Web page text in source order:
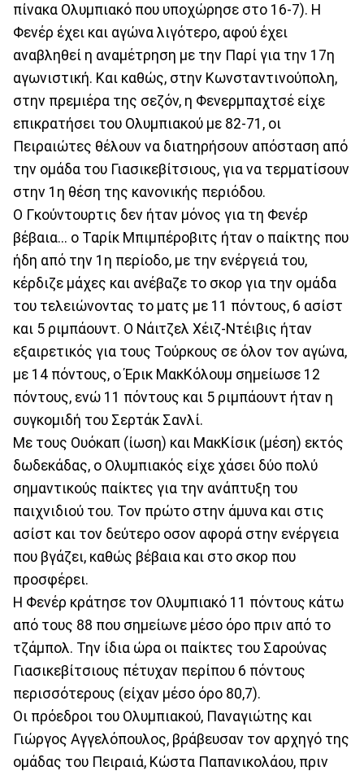
πίνακα Ολυμπιακό που υποχώρησε στο 16-7). Η
Φενέρ έχει και αγώνα λιγότερο, αφού έχει
αναβληθεί η αναμέτρηση με την Παρί για την 17η
αγωνιστική. Και καθώς, στην Κωνσταντινούπολη,
στην πρεμιέρα της σεζόν, η Φενερμπαχτσέ είχε
επικρατήσει του Ολυμπιακού με 82-71, οι
Πειραιώτες θέλουν να διατηρήσουν απόσταση από
την ομάδα του Γιασικεβίτσιους, για να τερματίσουν
στην 1η θέση της κανονικής περιόδου.
Ο Γκούντουρτις δεν ήταν μόνος για τη Φενέρ
βέβαια... ο Ταρίκ Μπιμπέροβιτς ήταν ο παίκτης που
ήδη από την 1η περίοδο, με την ενέργειά του,
κέρδιζε μάχες και ανέβαζε το σκορ για την ομάδα
του τελειώνοντας το ματς με 11 πόντους, 6 ασίστ
και 5 ριμπάουντ. Ο Νάιτζελ Χέιζ-Ντέιβις ήταν
εξαιρετικός για τους Τούρκους σε όλον τον αγώνα,
με 14 πόντους, ο Έρικ ΜακΚόλουμ σημείωσε 12
πόντους, ενώ 11 πόντους και 5 ριμπάουντ ήταν η
συγκομιδή του Σερτάκ Σανλί.
Με τους Ουόκαπ (ίωση) και ΜακΚίσικ (μέση) εκτός
δωδεκάδας, ο Ολυμπιακός είχε χάσει δύο πολύ
σημαντικούς παίκτες για την ανάπτυξη του
παιχνιδιού του. Τον πρώτο στην άμυνα και στις
ασίστ και τον δεύτερο οσον αφορά στην ενέργεια
που βγάζει, καθώς βέβαια και στο σκορ που
προσφέρει.
Η Φενέρ κράτησε τον Ολυμπιακό 11 πόντους κάτω
από τους 88 που σημείωνε μέσο όρο πριν από το
τζάμπολ. Την ίδια ώρα οι παίκτες του Σαρούνας
Γιασικεβίτσιους πέτυχαν περίπου 6 πόντους
περισσότερους (είχαν μέσο όρο 80,7).
Οι πρόεδροι του Ολυμπιακού, Παναγιώτης και
Γιώργος Αγγελόπουλος, βράβευσαν τον αρχηγό της
ομάδας του Πειραιά, Κώστα Παπανικολάου, πριν